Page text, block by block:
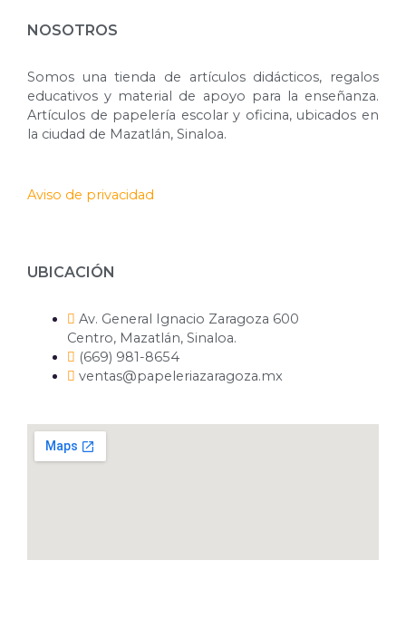
NOSOTROS
Somos una tienda de artículos didácticos, regalos
educativos y material de apoyo para la enseñanza.
Artículos de papelería escolar y oficina, ubicados en
la ciudad de Mazatlán, Sinaloa.
Aviso de privacidad
UBICACIÓN
Av. General Ignacio Zaragoza 600
Centro, Mazatlán, Sinaloa.
(669) 981-8654
ventas@papeleriazaragoza.mx